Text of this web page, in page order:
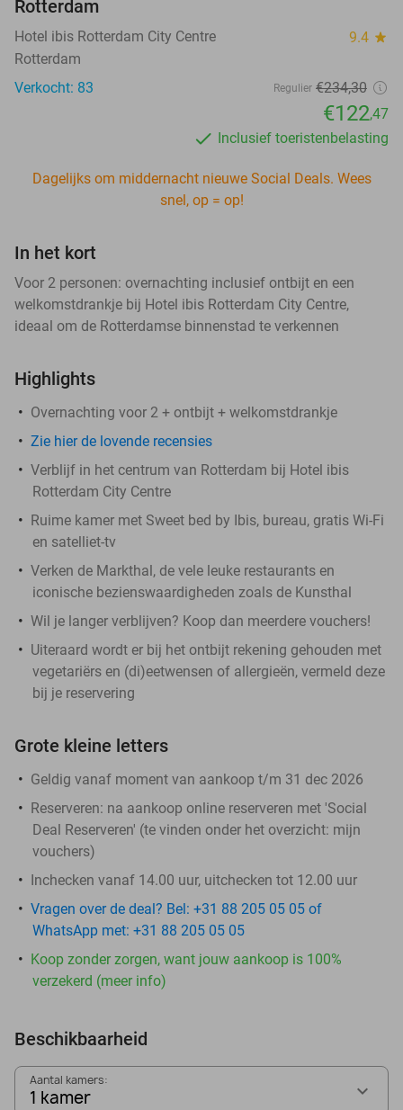
Rotterdam
Hotel ibis Rotterdam City Centre 9.4 star
Rotterdam
Verkocht: 83
Regulier €234,30
€122,47
Inclusief toeristenbelasting
Dagelijks om middernacht nieuwe Social Deals. Wees
snel, op = op!
In het kort
Voor 2 personen: overnachting inclusief ontbijt en een
welkomstdrankje bij Hotel ibis Rotterdam City Centre,
ideaal om de Rotterdamse binnenstad te verkennen
Highlights
Overnachting voor 2 + ontbijt + welkomstdrankje
Zie hier de lovende recensies
Verblijf in het centrum van Rotterdam bij Hotel ibis
Rotterdam City Centre
Ruime kamer met Sweet bed by Ibis, bureau, gratis Wi-Fi
en satelliet-tv
Verken de Markthal, de vele leuke restaurants en
iconische bezienswaardigheden zoals de Kunsthal
Wil je langer verblijven? Koop dan meerdere vouchers!
Uiteraard wordt er bij het ontbijt rekening gehouden met
vegetariërs en (di)eetwensen of allergieën, vermeld deze
bij je reservering
Grote kleine letters
Geldig vanaf moment van aankoop t/m 31 dec 2026
Reserveren: na aankoop online reserveren met 'Social
Deal Reserveren' (te vinden onder het overzicht: mijn
vouchers)
Inchecken vanaf 14.00 uur, uitchecken tot 12.00 uur
Vragen over de deal? Bel: +31 88 205 05 05 of
WhatsApp met: +31 88 205 05 05
Koop zonder zorgen, want jouw aankoop is 100%
verzekerd (meer info)
Beschikbaarheid
Aantal kamers:
1 kamer